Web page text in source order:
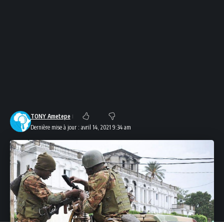
Dernière mise à jour : avril 14, 2021 9:34 am
TONY Ametepe